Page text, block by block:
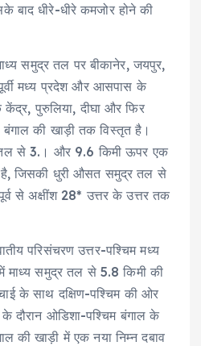
धीरे-धीरे कमजोर होने की
समुद्र तल पर बीकानेर, जयपुर,
पूर्वी मध्य प्रदेश और आसपास के
केंद्र, पुरुलिया, दीघा और फिर
बंगाल की खाड़ी तक विस्तृत है।
तल से 3.। और 9.6 किमी ऊपर एक
जिसकी धुरी औसत समुद्र तल से
से अक्षींश 28* उत्तर के उत्तर तक
परिसंचरण उत्तर-पश्चिम मध्य
में माध्य समुद्र तल से 5.8 किमी की
के साथ दक्षिण-पश्चिम की ओर
ओडिशा-पश्चिम बंगाल के
की खाड़ी में एक नया निम्न दबाव